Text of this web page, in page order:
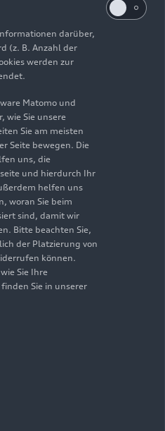
darüber,
(z. B. Anzahl der
werden zur
Matomo und
wie Sie unsere
Sie am meisten
Seite bewegen. Die
uns, die
und hierdurch Ihr
helfen uns
woran Sie beim
sind, damit wir
Bitte beachten Sie,
der Platzierung von
können.
Sie Ihre
Sie in unserer